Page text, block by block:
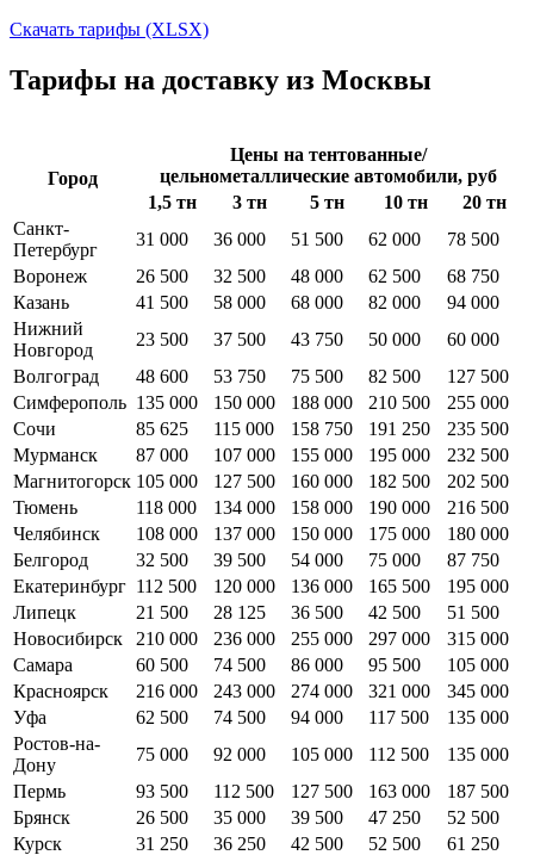
Скачать тарифы (XLSX)
Тарифы на доставку из Москвы
Город
Цены на тентованные/
цельнометаллические автомобили, руб
1,5 тн
3 тн 5 тн 10 тн
20 тн
Санкт-
Петербург
31 000 36 000 51 500 62 000
78 500
Воронеж
26 500 32 500 48 000 62 500
68 750
Казань
41 500 58 000 68 000 82 000
94 000
Нижний
Новгород
23 500 37 500 43 750 50 000
60 000
Волгоград
48 600 53 750 75 500 82 500
127 500
Симферополь 135 000 150 000 188 000 210 500
255 000
Сочи
85 625 115 000 158 750 191 250
235 500
Мурманск
87 000 107 000 155 000 195 000
232 500
Магнитогорск 105 000 127 500 160 000 182 500
202 500
Тюмень
118 000 134 000 158 000 190 000
216 500
Челябинск
108 000 137 000 150 000 175 000
180 000
Белгород
32 500 39 500 54 000 75 000
87 750
Екатеринбург 112 500 120 000 136 000 165 500
195 000
Липецк
21 500 28 125 36 500 42 500
51 500
Новосибирск
210 000 236 000 255 000 297 000
315 000
Самара
60 500 74 500 86 000 95 500
105 000
Красноярск
216 000 243 000 274 000 321 000
345 000
Уфа
62 500 74 500 94 000 117 500
135 000
Ростов-на-
Дону
75 000 92 000 105 000 112 500
135 000
Пермь
93 500 112 500 127 500 163 000
187 500
Брянск
26 500 35 000 39 500 47 250
52 500
Курск
31 250 36 250 42 500 52 500 61 250